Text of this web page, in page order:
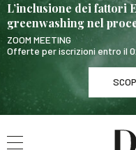
L’inclusione dei fattori
greenwashing nel
ZOOM MEETING
Offerte per iscrizioni entro il
WEBINAR